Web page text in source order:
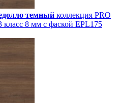
темный коллекция PRO
класс 8 мм с фаской EPL175